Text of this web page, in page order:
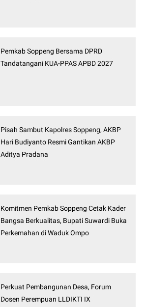
Pemkab Soppeng Bersama DPRD
Tandatangani KUA-PPAS APBD 2027
Pisah Sambut Kapolres Soppeng, AKBP
Hari Budiyanto Resmi Gantikan AKBP
Aditya Pradana
Komitmen Pemkab Soppeng Cetak Kader
Bangsa Berkualitas, Bupati Suwardi Buka
Perkemahan di Waduk Ompo
Perkuat Pembangunan Desa, Forum
Dosen Perempuan LLDIKTI IX